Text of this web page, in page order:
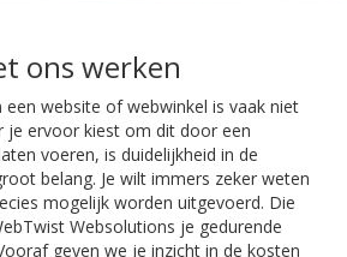
ons werken
een website of webwinkel is vaak niet
je ervoor kiest om dit door een
voeren, is duidelijkheid in de
belang. Je wilt immers zeker weten
mogelijk worden uitgevoerd. Die
Websolutions je gedurende
geven we je inzicht in de kosten